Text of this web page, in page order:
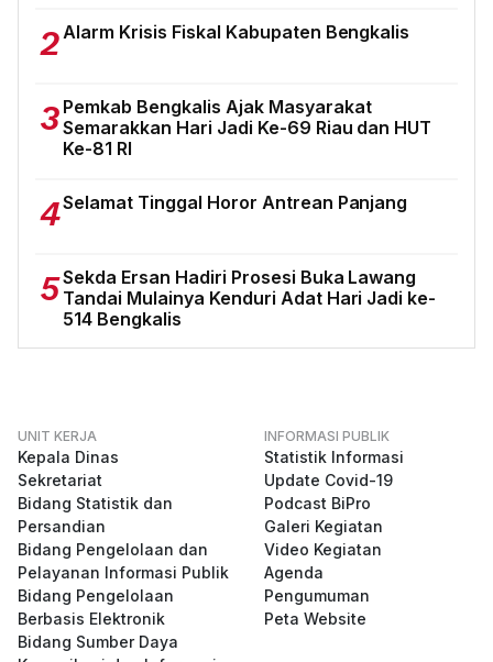
2 Alarm Krisis Fiskal Kabupaten Bengkalis
3 Pemkab Bengkalis Ajak Masyarakat
Semarakkan Hari Jadi Ke-69 Riau dan HUT
Ke-81 RI
4Selamat Tinggal Horor Antrean Panjang
5Sekda Ersan Hadiri Prosesi Buka Lawang
Tandai Mulainya Kenduri Adat Hari Jadi ke-
514 Bengkalis
UNIT KERJA
Kepala Dinas
Sekretariat
Bidang Statistik dan
Persandian
Bidang Pengelolaan dan
Pelayanan Informasi Publik
Bidang Pengelolaan
Berbasis Elektronik
Bidang Sumber Daya
INFORMASI PUBLIK
Statistik Informasi
Update Covid-19
Podcast BiPro
Galeri Kegiatan
Video Kegiatan
Agenda
Pengumuman
Peta Website